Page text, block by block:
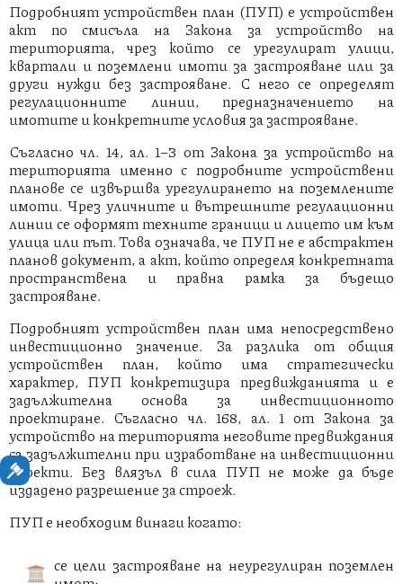
Подробният устройствен план (ПУП) е устройствен
акт по смисъла на Закона за устройство на
територията, чрез който се урегулират улици,
квартали и поземлени имоти за застрояване или за
други нужди без застрояване. С него се определят
регулационните линии, предназначението на
имотите и конкретните условия за застрояване.
Съгласно чл. 14, ал. 1–3 от Закона за устройство на
територията именно с подробните устройствени
планове се извършва урегулирането на поземлените
имоти. Чрез уличните и вътрешните регулационни
линии се оформят техните граници и лицето им към
улица или път. Това означава, че ПУП не е абстрактен
планов документ, а акт, който определя конкретната
пространствена и правна рамка за бъдещо
застрояване.
Подробният устройствен план има непосредствено
инвестиционно значение. За разлика от общия
устройствен план, който има стратегически
характер, ПУП конкретизира предвижданията и е
задължителна основа за инвестиционното
проектиране. Съгласно чл. 168, ал. 1 от Закона за
устройство на територията неговите предвиждания
са задължителни при изработване на инвестиционни
проекти. Без влязъл в сила ПУП не може да бъде
издадено разрешение за строеж.
ПУП е необходим винаги когато:
се цели застрояване на неурегулиран поземлен